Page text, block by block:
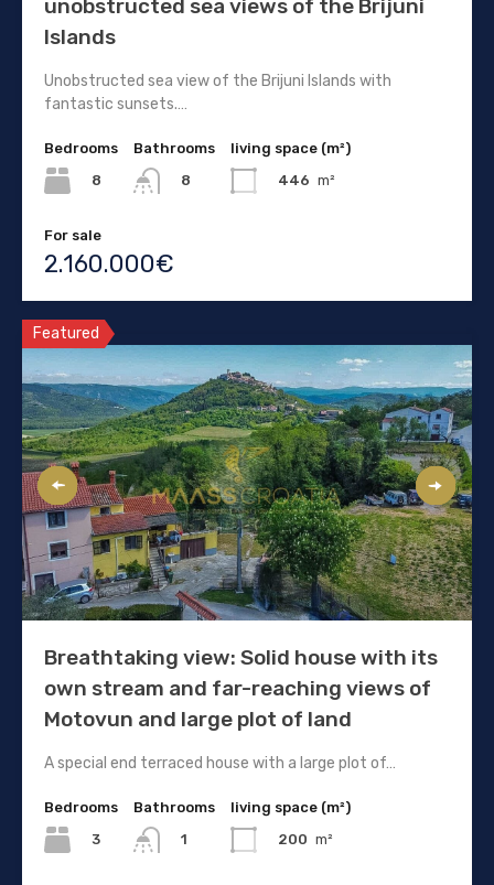
unobstructed sea views of the Brijuni
Islands
Unobstructed sea view of the Brijuni Islands with
fantastic sunsets.…
Bedrooms
8
Bathrooms
8
living space (m²)
446 m²
For sale
2.160.000€
Featured
Breathtaking view: Solid house with its
own stream and far-reaching views of
Motovun and large plot of land
A special end terraced house with a large plot of…
Bedrooms
3
Bathrooms
1
living space (m²)
200 m²